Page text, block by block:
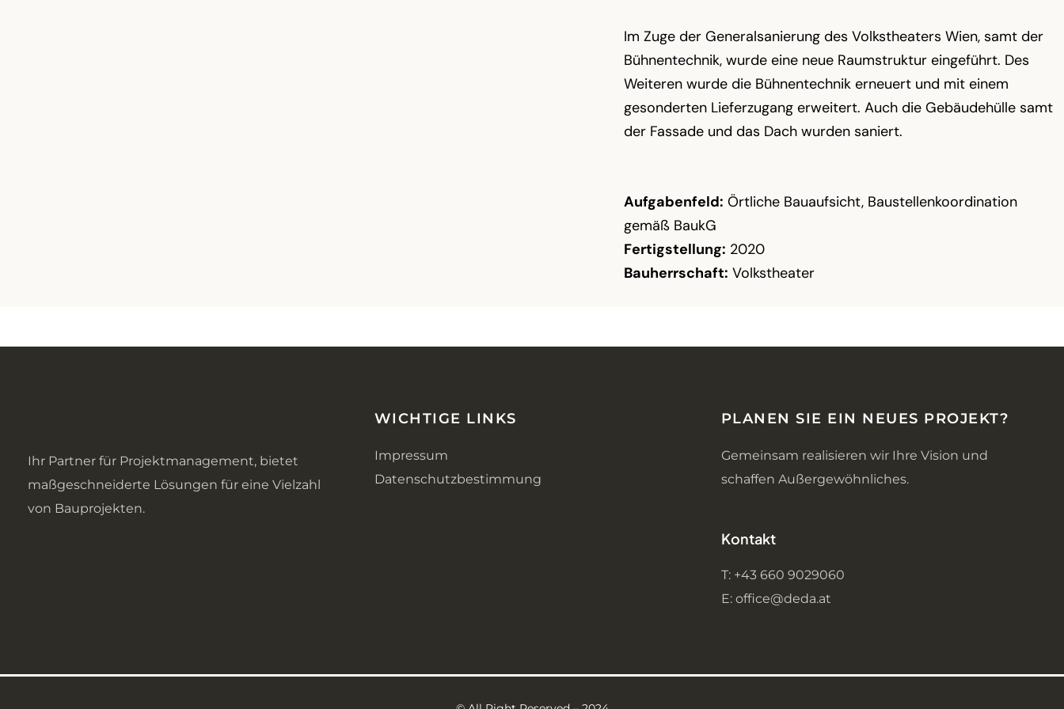
Im Zuge der Generalsanierung des Volkstheaters Wien, samt der
Bühnentechnik, wurde eine neue Raumstruktur eingeführt. Des
Weiteren wurde die Bühnentechnik erneuert und mit einem
gesonderten Lieferzugang erweitert. Auch die Gebäudehülle samt
der Fassade und das Dach wurden saniert.
Aufgabenfeld: Örtliche Bauaufsicht, Baustellenkoordination
gemäß BaukG
Fertigstellung: 2020
Bauherrschaft: Volkstheater
Ihr Partner für Projektmanagement, bietet
maßgeschneiderte Lösungen für eine Vielzahl
von Bauprojekten.
WICHTIGE LINKS
Impressum
Datenschutzbestimmung
PLANEN SIE EIN NEUES PROJEKT?
Gemeinsam realisieren wir Ihre Vision und
schaffen Außergewöhnliches.
Kontakt
T: +43 660 9029060
E: office@deda.at